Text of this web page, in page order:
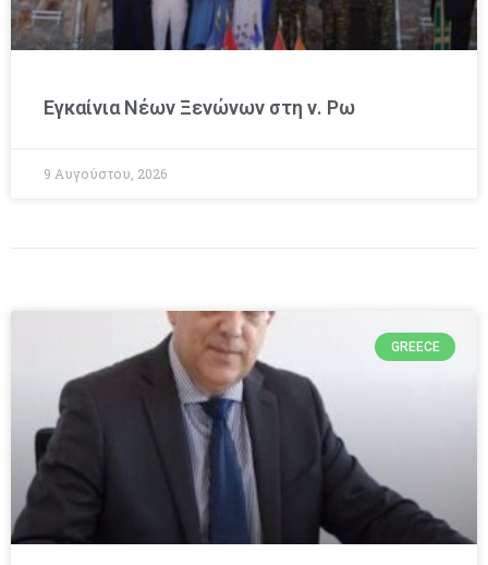
Εγκαίνια Νέων Ξενώνων στη ν. Ρω
9 Αυγούστου, 2026
GREECE